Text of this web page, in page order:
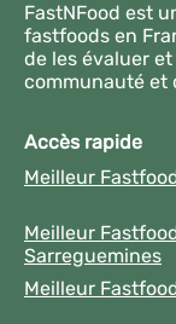
FastNFood est
fastfoods en
de les évaluer
communauté et
Accès rapide
Meilleur
Meilleur
Sarreguemines
Meilleur